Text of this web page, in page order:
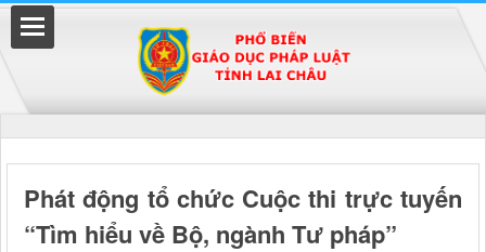
Phát động tổ chức Cuộc thi trực tuyến
“Tìm hiểu về Bộ, ngành Tư pháp”
Đã kết nối EMC